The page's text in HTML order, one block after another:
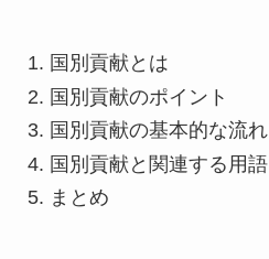
国別貢献とは
国別貢献のポイント
国別貢献の基本的な流れ
国別貢献と関連する用語
まとめ